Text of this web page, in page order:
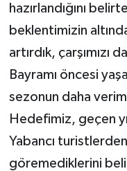
hazırlandığını
beklentimizin
artırdık,
Bayramı öncesi
sezonun daha
Hedefimiz, geçen
Yabancı
göremediklerini